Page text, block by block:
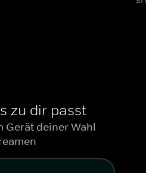
zu dir passt
Gerät deiner Wahl